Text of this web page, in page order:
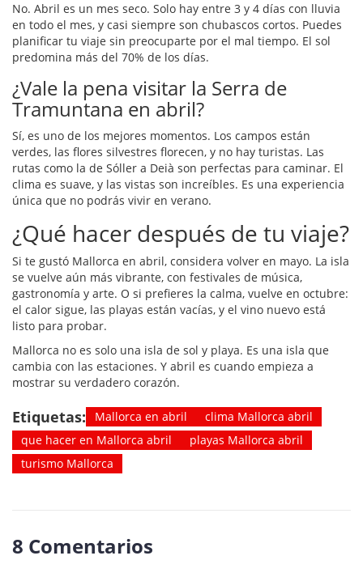
No. Abril es un mes seco. Solo hay entre 3 y 4 días con lluvia
en todo el mes, y casi siempre son chubascos cortos. Puedes
planificar tu viaje sin preocuparte por el mal tiempo. El sol
predomina más del 70% de los días.
¿Vale la pena visitar la Serra de
Tramuntana en abril?
Sí, es uno de los mejores momentos. Los campos están
verdes, las flores silvestres florecen, y no hay turistas. Las
rutas como la de Sóller a Deià son perfectas para caminar. El
clima es suave, y las vistas son increíbles. Es una experiencia
única que no podrás vivir en verano.
¿Qué hacer después de tu viaje?
Si te gustó Mallorca en abril, considera volver en mayo. La isla
se vuelve aún más vibrante, con festivales de música,
gastronomía y arte. O si prefieres la calma, vuelve en octubre:
el calor sigue, las playas están vacías, y el vino nuevo está
listo para probar.
Mallorca no es solo una isla de sol y playa. Es una isla que
cambia con las estaciones. Y abril es cuando empieza a
mostrar su verdadero corazón.
Etiquetas: Mallorca en abril
clima Mallorca abril
que hacer en Mallorca abril
playas Mallorca abril
turismo Mallorca
8 Comentarios